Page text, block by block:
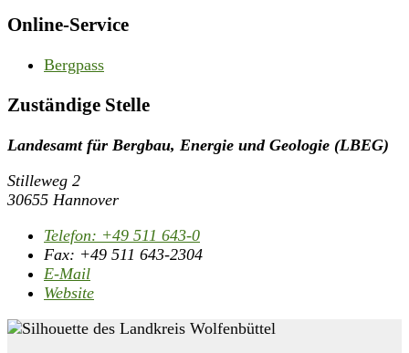
Online-Service
Bergpass
Zuständige Stelle
Landesamt für Bergbau, Energie und Geologie (LBEG)
Stilleweg 2
30655 Hannover
Telefon: +49 511 643-0
Fax: +49 511 643-2304
E-Mail
Website